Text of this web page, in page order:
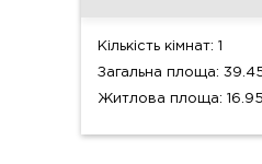
Кількість кімнат: 1
Загальна площа:
Житлова площа: